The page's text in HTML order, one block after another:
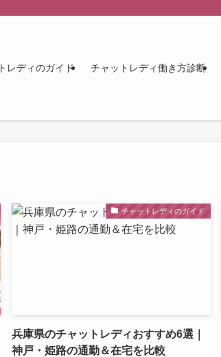
レディのガイド チャットレディ働き方診断
チャットレディのガイド
兵庫県のチャットレディおすすめ6選｜
神戸・姫路の通勤＆在宅を比較